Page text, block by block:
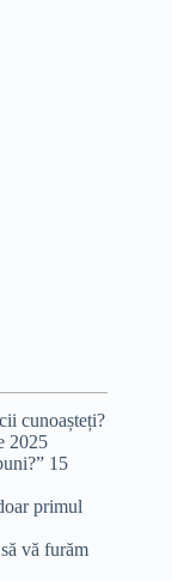
cunoașteți?
2025
15
primul
vă furăm